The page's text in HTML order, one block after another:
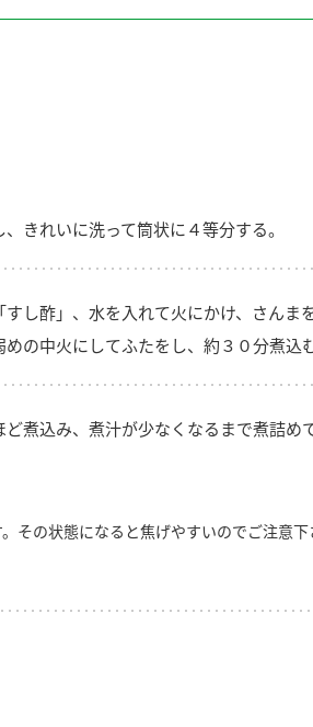
きれいに洗って筒状に４等分する。
し酢」、水を入れて火にかけ、さんま
の中火にしてふたをし、約３０分煮込む
煮込み、煮汁が少なくなるまで煮詰め
その状態になると焦げやすいのでご注意下